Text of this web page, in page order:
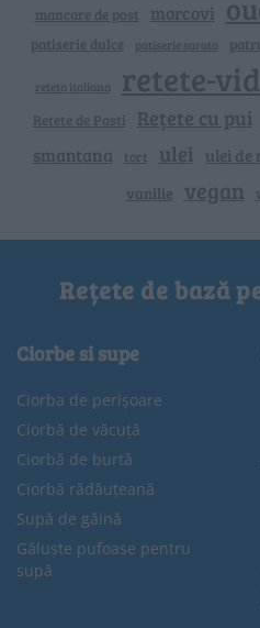
mancare de post morcovi
patiserie dulce patiserie sarata
reteta italiana retete-
Retete de Pasti Rețete cu pui
smantana tort ulei ulei de
vanilie vegan
Rețete de bază
Ciorbe si supe
Ciorba de perișoare
Ciorbă de văcuță
Ciorbă de burtă
Ciorbă rădăuțeană
Supă de găină
Găluște pufoase pentru
supă